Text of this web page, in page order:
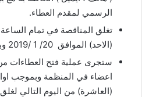
الرسمي لمقدم العطاء.
تغلق المناقصة في تمام
(الاحد) الموافق 20/ 1 /2019 وبعدها لا يقبل اي عطاء.
ستجرى عملية فتح العطاءات
اعضاء في المنظمة وبموجب
(العاشرة) من اليوم التالي